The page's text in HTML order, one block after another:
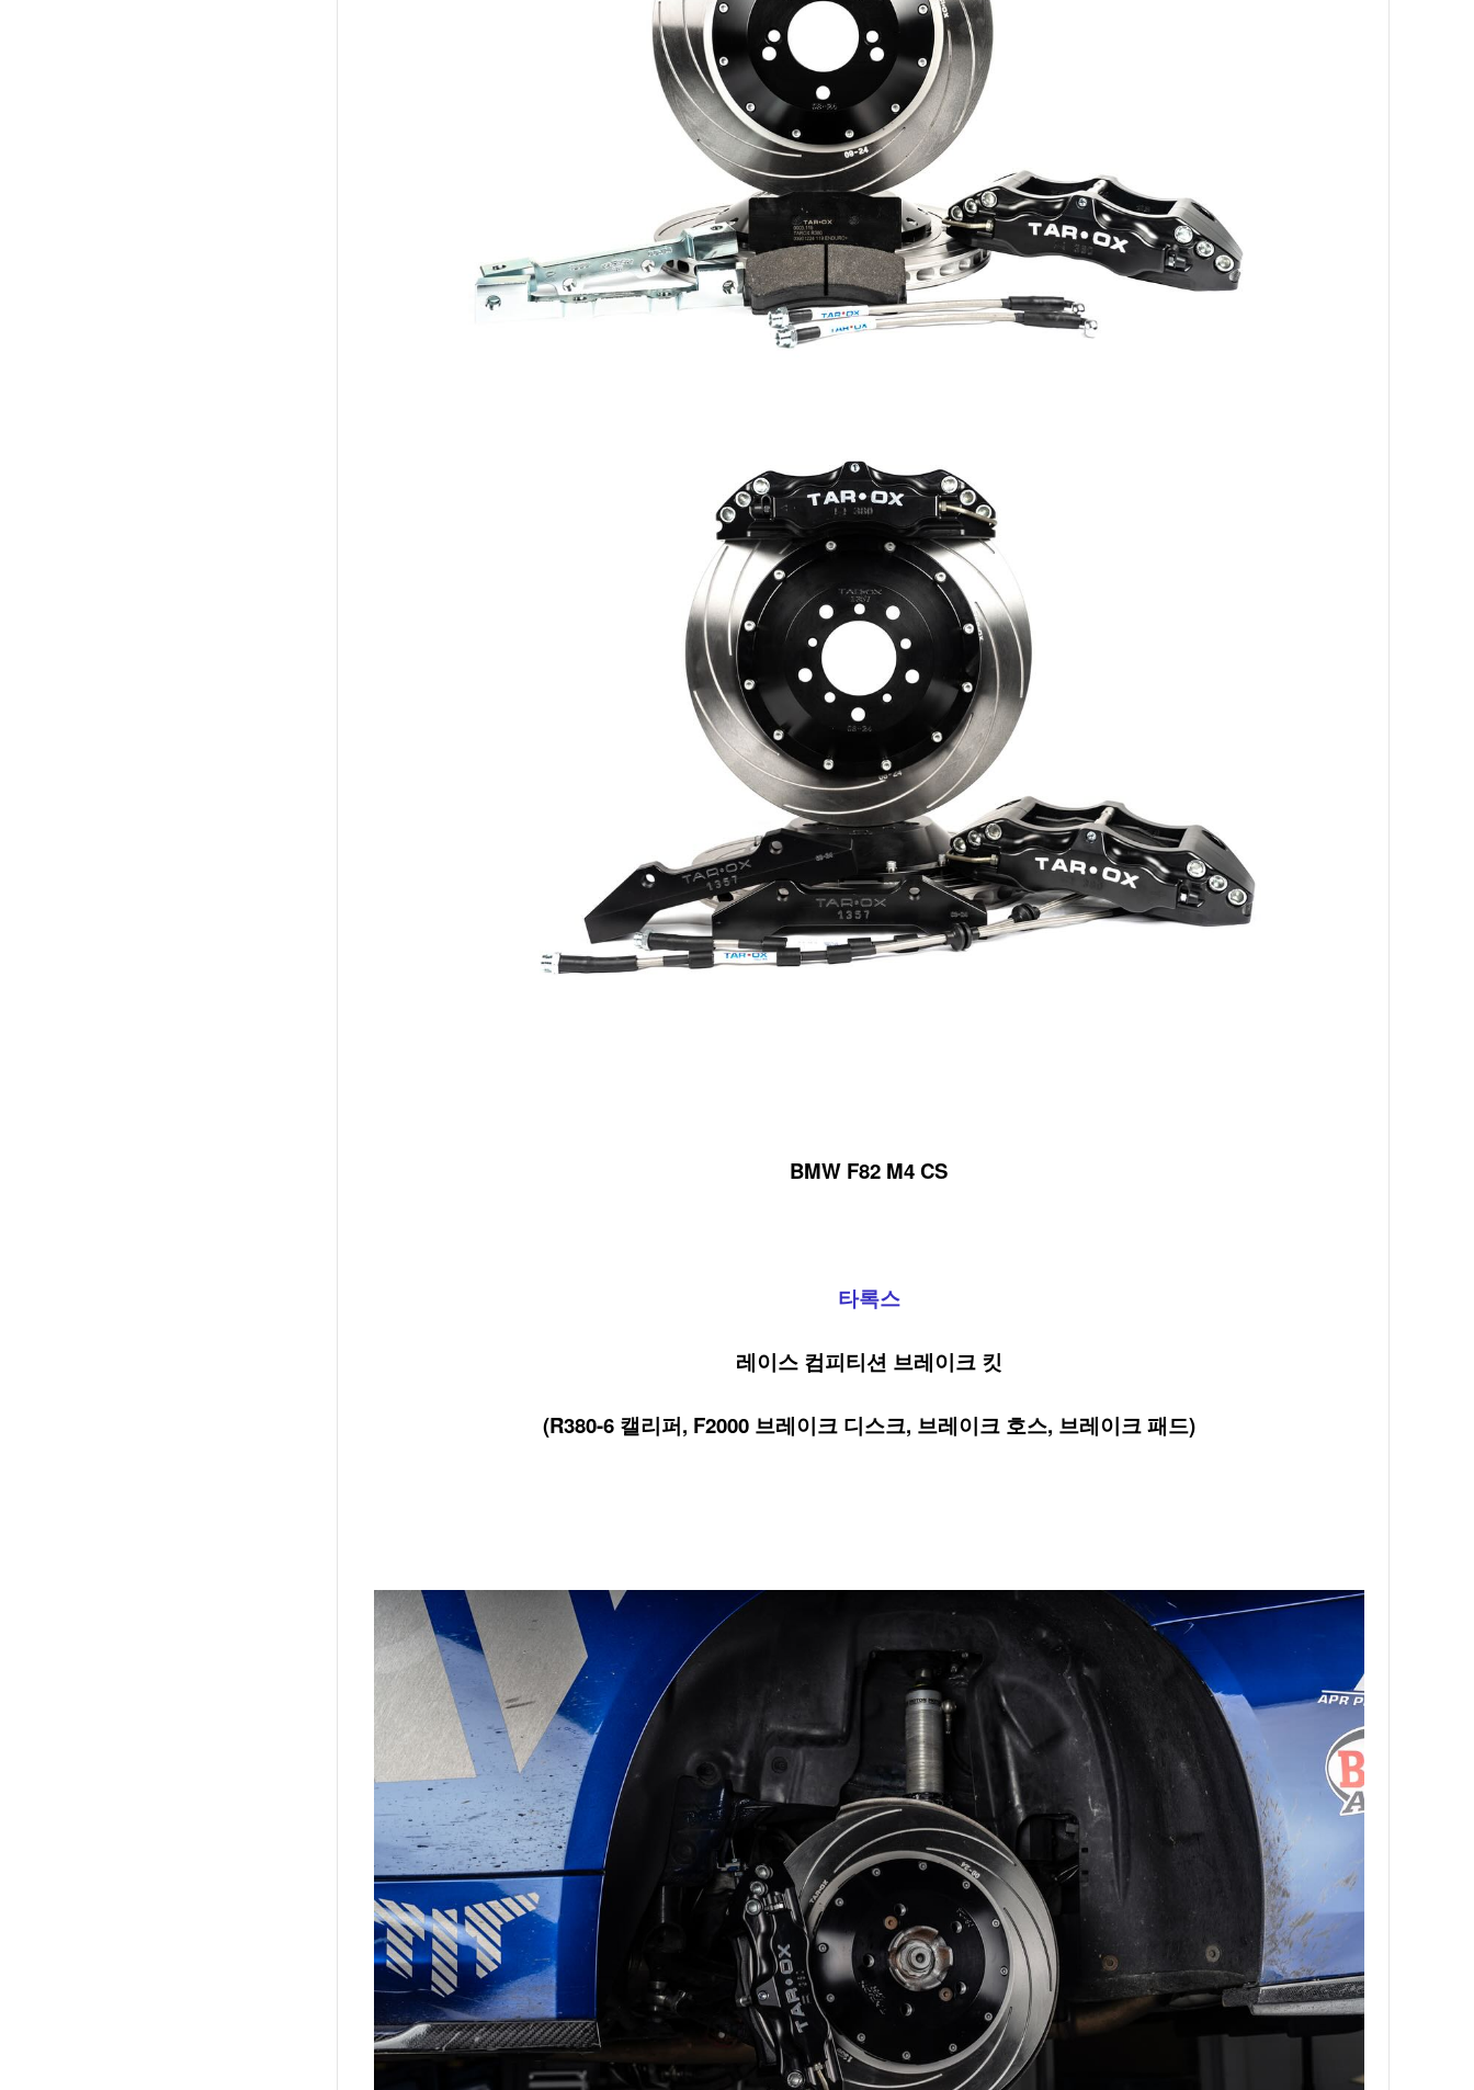
BMW F82 M4 CS
타록스
레이스 컴피티션 브레이크 킷
(R380-6 캘리퍼, F2000 브레이크 디스크, 브레이크 호스, 브레이크 패드)